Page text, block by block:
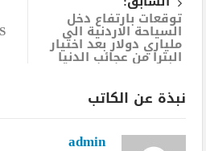
توقعات بارتفاع دخل
السياحة الاردنية الى
ملياري دولار بعد اختيار
البترا من عجائب الدنيا
نبذة عن الكاتب
admin